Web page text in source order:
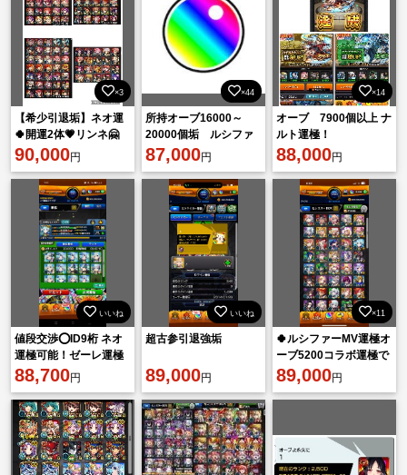
×3
【希少引退垢】ネオ運
🍀開運2体💗リンネ🤗
ID9桁❕限定、コラボ大
多数❤️
90,000円
×44
所持オーブ16000～
20000個垢 ルシファ
ー運極＋オーブ5500～
7500個 オーブ
87,000円
×14
オーブ 7900個以上 ナ
ルト運極！
88,000円
いいね
値段交渉⭕ID9桁 ネオ
運極可能！ゼーレ運極
&轟絶等運極 値段交渉
可能！ 2014年作成垢
88,700円
いいね
超古参引退強垢
89,000円
×11
🍀ルシファーMV運極オ
ーブ5200コラボ運極で
きます早い者勝ち🍀
89,000円